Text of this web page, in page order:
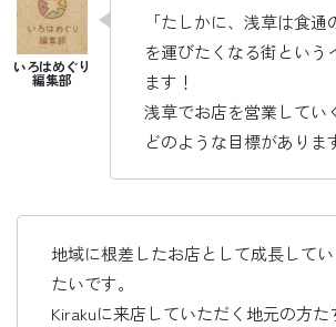
「たしかに、浅草は食
を運びたくなる街という
ます！
浅草でお店を営業してい
どのような目標がありま
地域に根差したお店として成長してい
たいです。
Kirakuに来店していただく地元の方た